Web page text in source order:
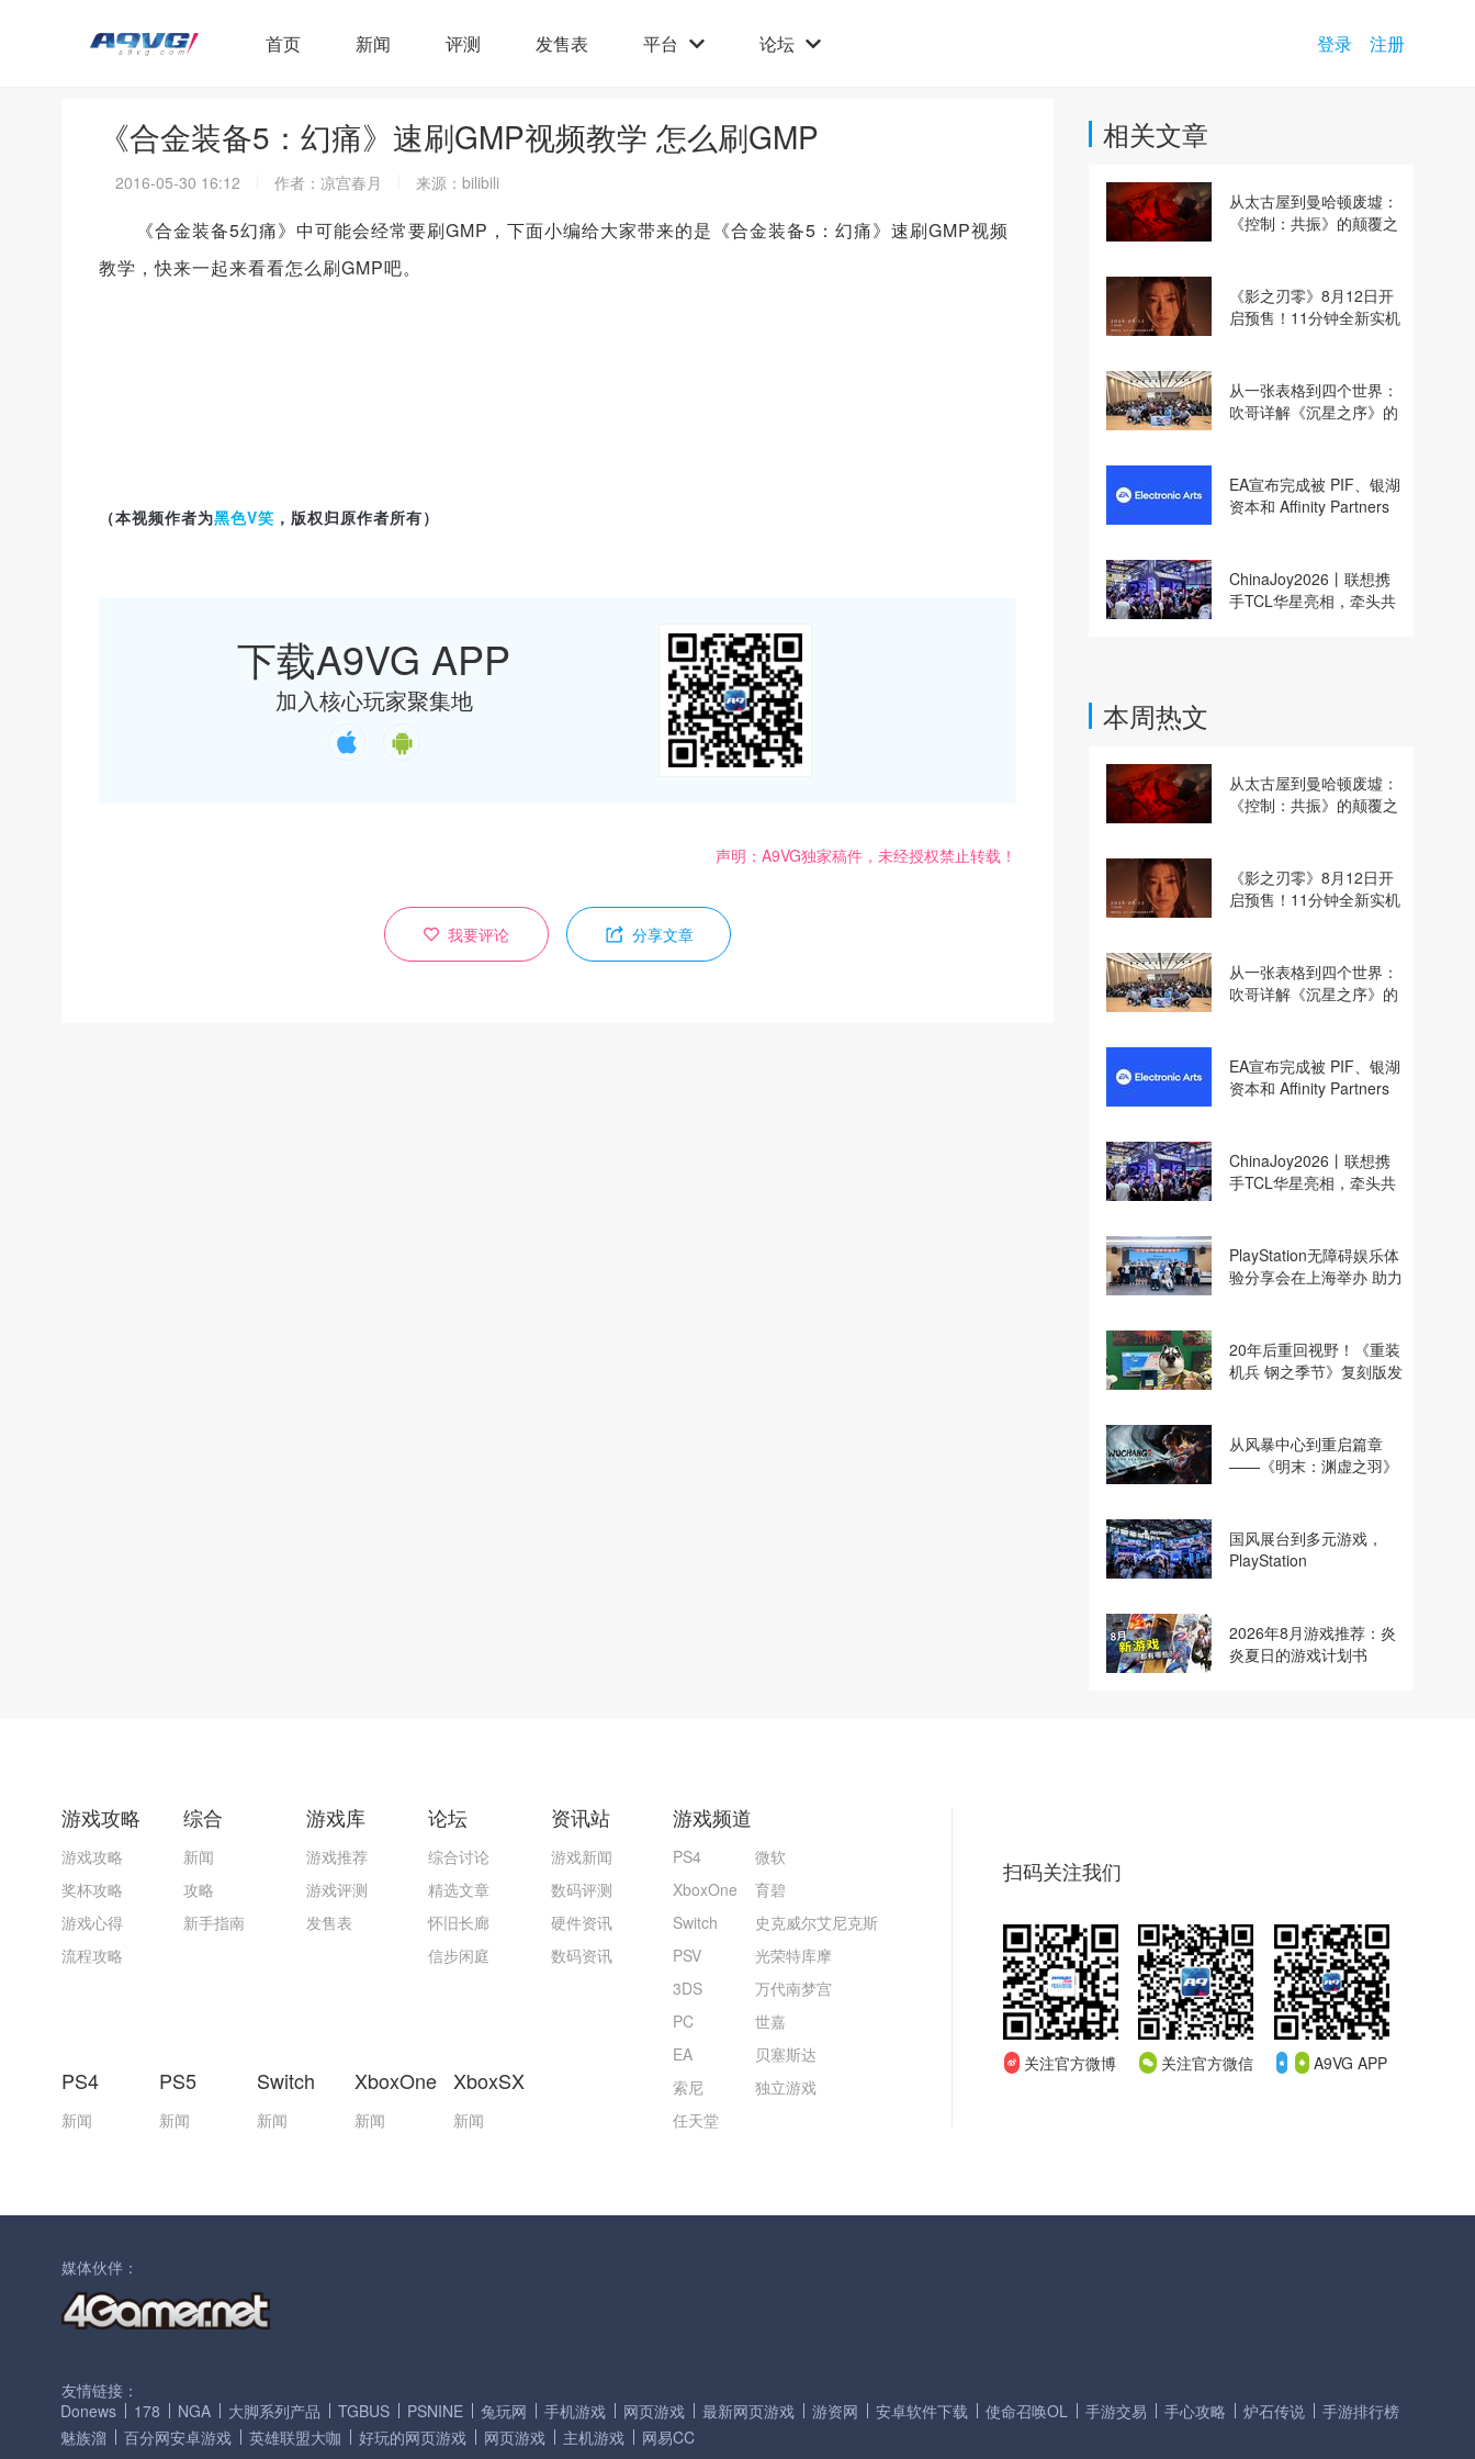
首页 新闻 评测 发售表 平台 论坛 登录 注册
《合金装备5：幻痛》速刷GMP视频教学 怎么刷GMP
2016-05-30 16:12 作者：凉宫春月 来源：bilibili
《合金装备5幻痛》中可能会经常要刷GMP，下面小编给大家带来的是《合金装备5：幻痛》速刷GMP视频
教学，快来一起来看看怎么刷GMP吧。
（本视频作者为黑色V笑 ，版权归原作者所有）
下载A9VG APP
加入核心玩家聚集地
声明：A9VG独家稿件，未经授权禁止转载！
我要评论 分享文章
相关文章
从太古屋到曼哈顿废墟：
《控制：共振》的颠覆之
《影之刃零》8月12日开
启预售！11分钟全新实机
从一张表格到四个世界：
吹哥详解《沉星之序》的
EA宣布完成被 PIF、银湖
资本和 Affinity Partners
ChinaJoy2026丨联想携
手TCL华星亮相，牵头共
本周热文
从太古屋到曼哈顿废墟：
《控制：共振》的颠覆之
《影之刃零》8月12日开
启预售！11分钟全新实机
从一张表格到四个世界：
吹哥详解《沉星之序》的
EA宣布完成被 PIF、银湖
资本和 Affinity Partners
ChinaJoy2026丨联想携
手TCL华星亮相，牵头共
PlayStation无障碍娱乐体
验分享会在上海举办 助力
20年后重回视野！《重装
机兵 钢之季节》复刻版发
从风暴中心到重启篇章
——《明末：渊虚之羽》
国风展台到多元游戏，
PlayStation
2026年8月游戏推荐：炎
炎夏日的游戏计划书
游戏攻略
游戏攻略
奖杯攻略
游戏心得
流程攻略
综合
新闻
攻略
新手指南
游戏库
游戏推荐
游戏评测
发售表
论坛
综合讨论
精选文章
怀旧长廊
信步闲庭
PS4
新闻
PS5
新闻
Switch
新闻
XboxOne
新闻
XboxSX
新闻
资讯站
游戏新闻
数码评测
硬件资讯
数码资讯
游戏频道
PS4
XboxOne
Switch
PSV
3DS
PC
EA
索尼
任天堂
微软
育碧
史克威尔艾尼克斯
光荣特库摩
万代南梦宫
世嘉
贝塞斯达
独立游戏
扫码关注我们
关注官方微博 关注官方微信 A9VG APP
媒体伙伴：
友情链接：
Donews
178 NGA 大脚系列产品 TGBUS PSNINE 兔玩网 手机游戏 网页游戏 最新网页游戏 游资网 安卓软件下载 使命召唤OL 手游交易 手心攻略 炉石传说
手游排行榜
魅族溜
百分网安卓游戏 英雄联盟大咖 好玩的网页游戏 网页游戏 主机游戏 网易CC